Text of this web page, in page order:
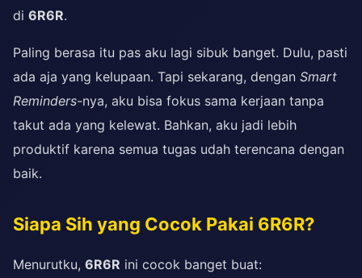
di 6R6R.
Paling berasa itu pas aku lagi sibuk banget. Dulu, pasti
ada aja yang kelupaan. Tapi sekarang, dengan Smart
Reminders-nya, aku bisa fokus sama kerjaan tanpa
takut ada yang kelewat. Bahkan, aku jadi lebih
produktif karena semua tugas udah terencana dengan
baik.
Siapa Sih yang Cocok Pakai 6R6R?
Menurutku, 6R6R ini cocok banget buat: